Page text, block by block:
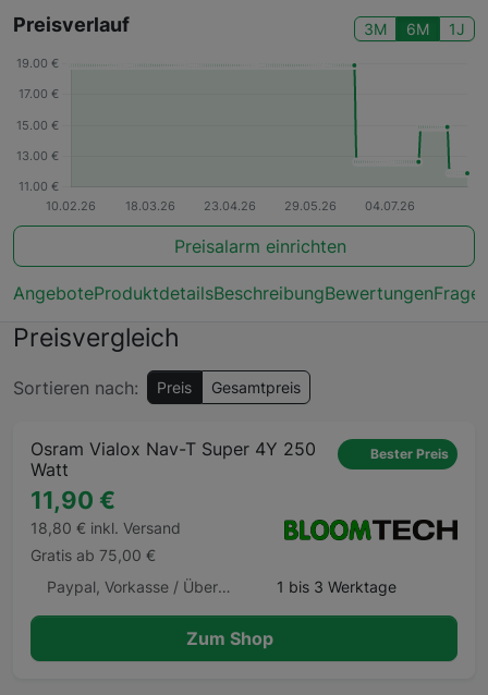
Preisverlauf 3M 6M 1J
Preisalarm einrichten
AngeboteProduktdetailsBeschreibungBewertungen
Preisvergleich
Sortieren nach: Preis Gesamtpreis
Osram Vialox Nav-T Super 4Y 250
Watt
Bester Preis
11,90 €
18,80 € inkl. Versand
Gratis ab 75,00 €
Paypal, Vorkasse / Überweisung, Barzahlung, Barzahlung Barzahlen.de
1 bis 3 Werktage
Zum Shop